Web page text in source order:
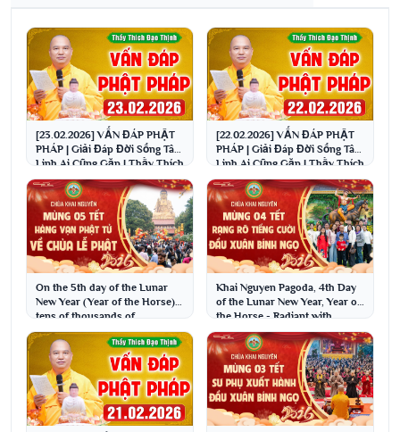
[23.02.2026] VẤN ĐÁP PHẬT
PHÁP | Giải Đáp Đời Sống Tâm
Linh Ai Cũng Gặp | Thầy Thích
Đạo Thịnh
[22.02.2026] VẤN ĐÁP PHẬT
PHÁP | Giải Đáp Đời Sống Tâm
Linh Ai Cũng Gặp | Thầy Thích
Đạo Thịnh
On the 5th day of the Lunar
New Year (Year of the Horse),
tens of thousands of
Buddhists flocked ...
Khai Nguyen Pagoda, 4th Day
of the Lunar New Year, Year of
the Horse - Radiant with
laughter at t...